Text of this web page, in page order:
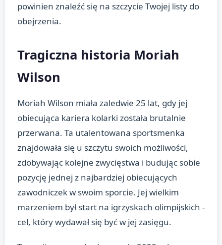
powinien znaleźć się na szczycie Twojej listy do
obejrzenia.
Tragiczna historia Moriah
Wilson
Moriah Wilson miała zaledwie 25 lat, gdy jej
obiecująca kariera kolarki została brutalnie
przerwana. Ta utalentowana sportsmenka
znajdowała się u szczytu swoich możliwości,
zdobywając kolejne zwycięstwa i budując sobie
pozycję jednej z najbardziej obiecujących
zawodniczek w swoim sporcie. Jej wielkim
marzeniem był start na igrzyskach olimpijskich -
cel, który wydawał się być w jej zasięgu.